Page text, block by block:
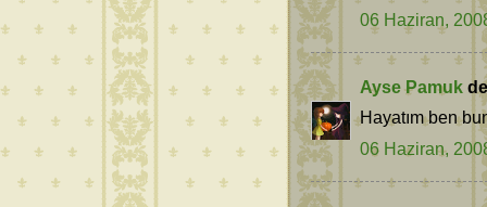
06 Haziran,
Ayse Pamuk
Hayatım ben
06 Haziran,